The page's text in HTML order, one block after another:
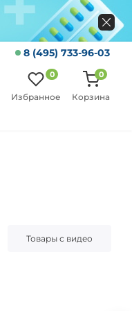
8 (495) 733-96-03
Избранное
0
Корзина
0
Товары с видео